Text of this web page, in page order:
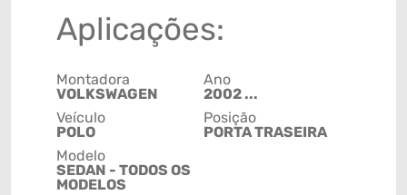
Aplicações:
Montadora
VOLKSWAGEN
Veículo
POLO
Modelo
SEDAN - TODOS OS
MODELOS
Ano
2002 ...
Posição
PORTA TRASEIRA